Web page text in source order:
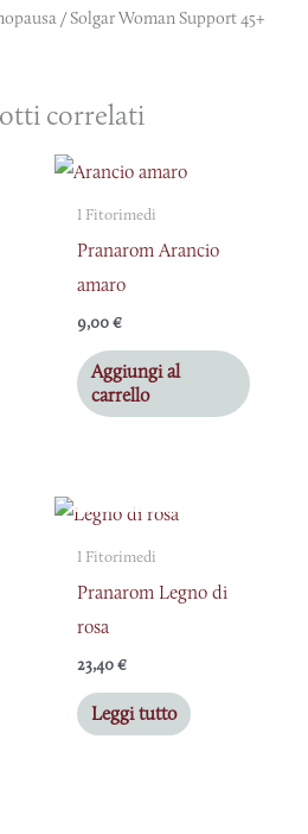
/ Solgar Woman Support 45+
correlati
I Fitorimedi
Pranarom Arancio
amaro
9,00€
Aggiungi al
carrello
I Fitorimedi
Pranarom Legno di
rosa
23,40€
Leggi tutto